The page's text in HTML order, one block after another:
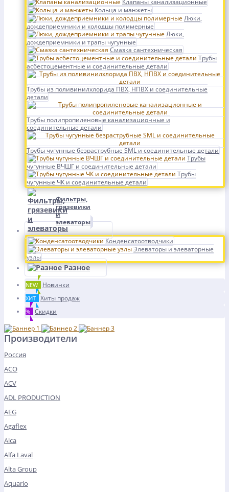
Клапаны канализационные
Кольца и манжеты
Люки,
дождеприемники и колодцы полимерные
Люки,
дождеприемники и трапы чугунные
Смазка сантехническая
Трубы
асбестоцементные и соединительные детали
Трубы из поливинилхлорида ПВХ, НПВХ и соединительные
детали
Трубы полипропиленовые канализационные и
соединительные детали
Трубы чугунные безраструбные SML и соединительные детали
Трубы
чугунные ВЧШГ и соединительные детали
Трубы
чугунные ЧК и соединительные детали
Фильтры,
грязевики
и
элеваторы
Конденсатоотводчики
Элеваторы и элеваторные
узлы
Разное
NEW Новинки
ХИТ Хиты продаж
% Скидки
Производители
Россия
ACO
ACV
ADL PRODUCTION
AEG
Agaflex
Alca
Alfa Laval
Alta Group
Aquario